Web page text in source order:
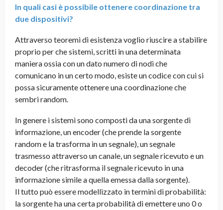
In quali casi è possibile ottenere coordinazione tra
due dispositivi?
Attraverso teoremi di esistenza voglio riuscire a stabilire
proprio per che sistemi, scritti in una determinata
maniera ossia con un dato numero di nodi che
comunicano in un certo modo, esiste un codice con cui si
possa sicuramente ottenere una coordinazione che
sembri random.
In genere i sistemi sono composti da una sorgente di
informazione, un encoder (che prende la sorgente
random e la trasforma in un segnale), un segnale
trasmesso attraverso un canale, un segnale ricevuto e un
decoder (che ritrasforma il segnale ricevuto in una
informazione simile a quella emessa dalla sorgente).
Il tutto può essere modellizzato in termini di probabilità:
la sorgente ha una certa probabilità di emettere uno 0 o